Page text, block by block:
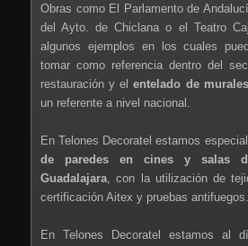
Obras como El Parlamento de
del Ayto. de Chiclana o el Teatro
algunos ejemplos en los cuales
tomar como referencia dentro del
restauración y elentelado de murales
un referente a nivel nacional.
En Telones Decoratel estamos
de paredes en cines y salas
Guadalajara, con la utilización de
certificación Aitex y pruebas antifuegos.
En Telones Decoratel estamos al